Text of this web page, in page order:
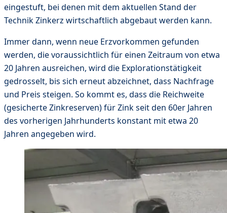
eingestuft, bei denen mit dem aktuellen Stand der
Technik Zinkerz wirtschaftlich abgebaut werden kann.
Immer dann, wenn neue Erzvorkommen gefunden
werden, die voraussichtlich für einen Zeitraum von etwa
20 Jahren ausreichen, wird die Explorationstätigkeit
gedrosselt, bis sich erneut abzeichnet, dass Nachfrage
und Preis steigen. So kommt es, dass die Reichweite
(gesicherte Zinkreserven) für Zink seit den 60er Jahren
des vorherigen Jahrhunderts konstant mit etwa 20
Jahren angegeben wird.